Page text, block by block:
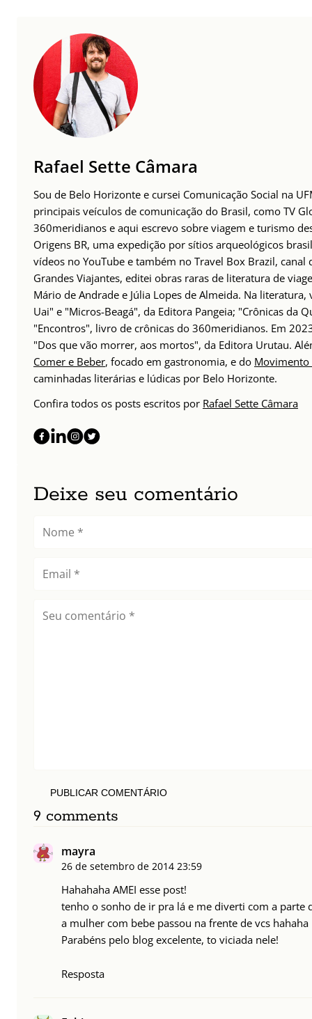
Rafael Sette Câmara
Sou de Belo Horizonte e cursei Comunicação Social na
principais veículos de comunicação do Brasil, como TV
360meridianos e aqui escrevo sobre viagem e turismo
Origens BR, uma expedição por sítios arqueológicos
vídeos no YouTube e também no Travel Box Brazil,
Grandes Viajantes, editei obras raras de literatura de
Mário de Andrade e Júlia Lopes de Almeida. Na
Uai" e "Micros-Beagá", da Editora Pangeia; "Crônicas da
"Encontros", livro de crônicas do 360meridianos. Em
"Dos que vão morrer, aos mortos", da Editora Urutau.
Comer e Beber, focado em gastronomia, e do Movimento
caminhadas literárias e lúdicas por Belo Horizonte.
Confira todos os posts escritos por Rafael Sette Câmara
Deixe seu comentário
PUBLICAR COMENTÁRIO
9 comments
mayra
26 de setembro de 2014 23:59
Hahahaha AMEI esse post!
tenho o sonho de ir pra lá e me diverti com a parte
a mulher com bebe passou na frente de vcs hahaha
Parabéns pelo blog excelente, to viciada nele!
Resposta